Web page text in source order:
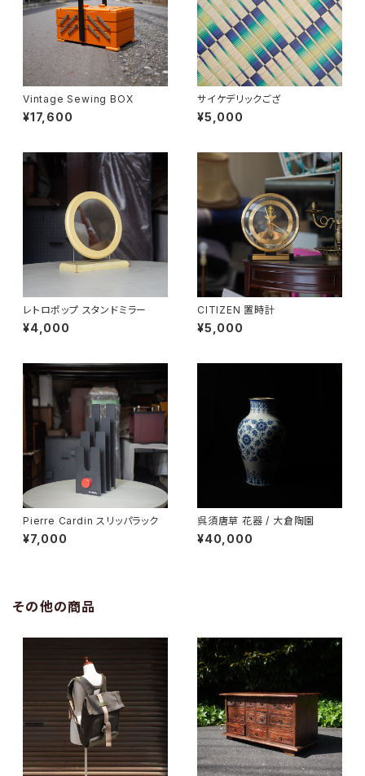
Vintage Sewing BOX
¥17,600
サイケデリックござ
¥5,000
レトロポップ スタンドミラー
¥4,000
CITIZEN 置時計
¥5,000
Pierre Cardin スリッパラック
¥7,000
呉須唐草 花器 / 大倉陶園
¥40,000
その他の商品